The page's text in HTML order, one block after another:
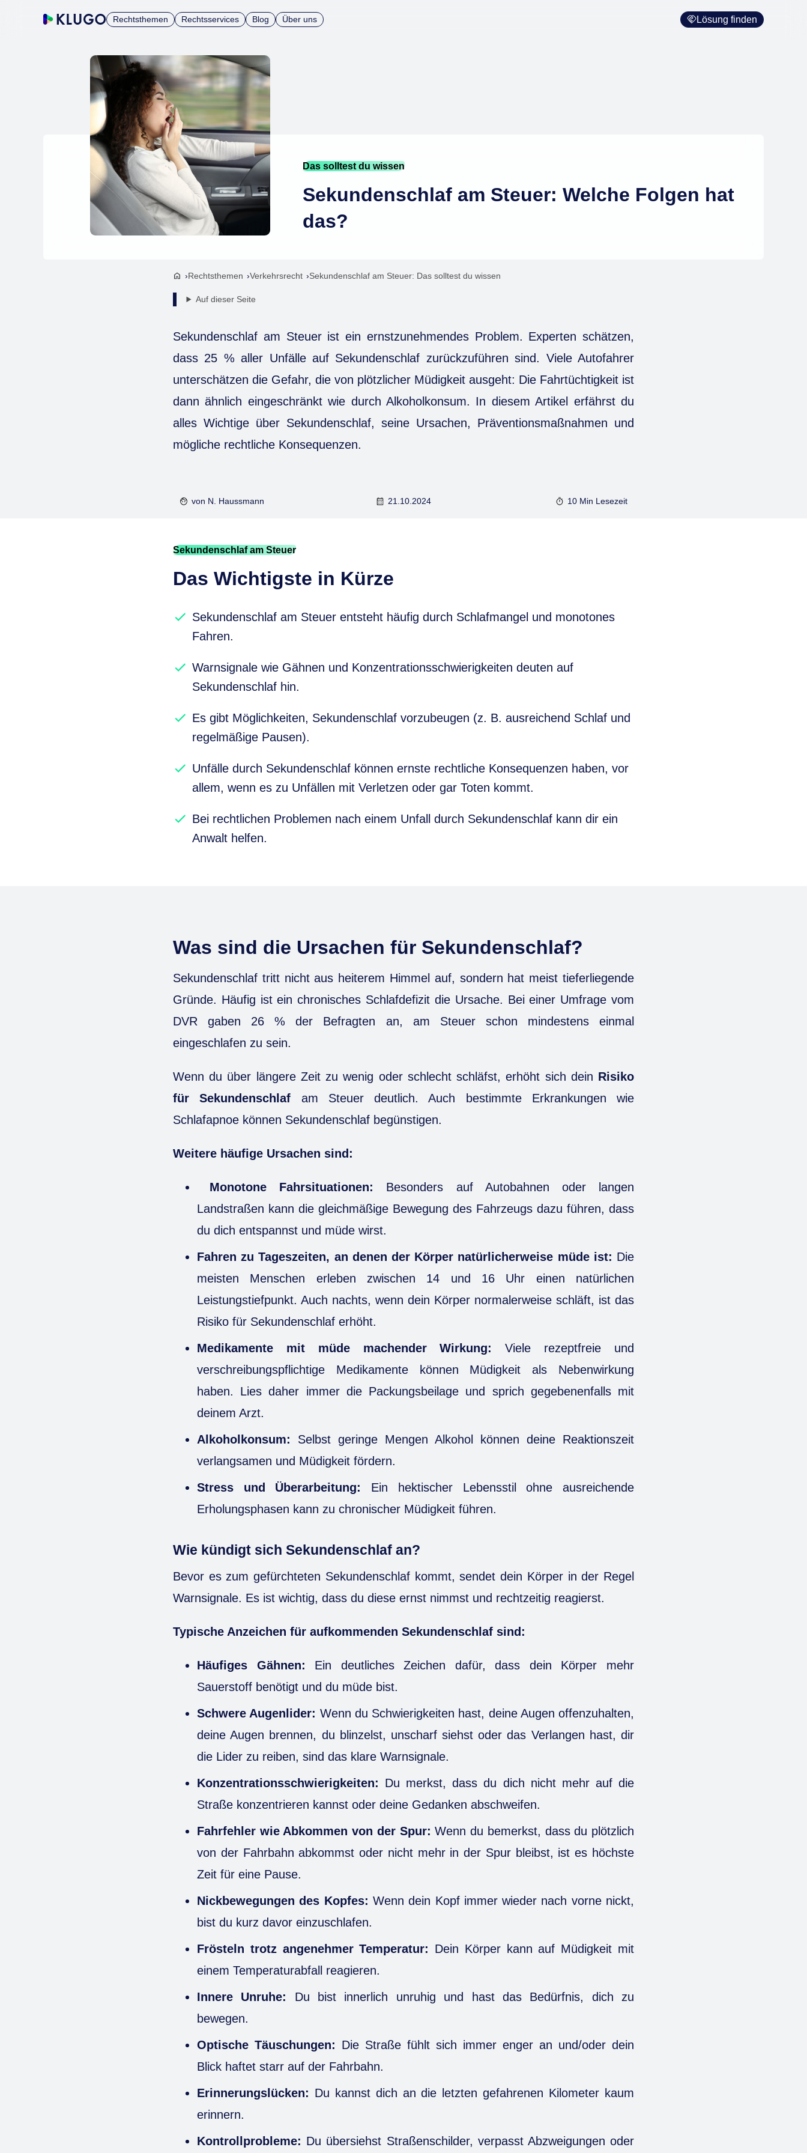
Rechtsthemen Rechtsservices Blog Über uns Lösung finden
Das solltest du wissen
Sekundenschlaf am Steuer: Welche Folgen hat
das?
Rechtsthemen Verkehrsrecht Sekundenschlaf am Steuer: Das solltest du wissen
Auf dieser Seite
Sekundenschlaf am Steuer ist ein ernstzunehmendes Problem. Experten schätzen,
dass 25 % aller Unfälle auf Sekundenschlaf zurückzuführen sind. Viele Autofahrer
unterschätzen die Gefahr, die von plötzlicher Müdigkeit ausgeht: Die Fahrtüchtigkeit ist
dann ähnlich eingeschränkt wie durch Alkoholkonsum. In diesem Artikel erfährst du
alles Wichtige über Sekundenschlaf, seine Ursachen, Präventionsmaßnahmen und
mögliche rechtliche Konsequenzen.
von N. Haussmann 21.10.2024 10 Min Lesezeit
Sekundenschlaf am Steuer
Das Wichtigste in Kürze
Sekundenschlaf am Steuer entsteht häufig durch Schlafmangel und monotones
Fahren.
Warnsignale wie Gähnen und Konzentrationsschwierigkeiten deuten auf
Sekundenschlaf hin.
Es gibt Möglichkeiten, Sekundenschlaf vorzubeugen (z. B. ausreichend Schlaf und
regelmäßige Pausen).
Unfälle durch Sekundenschlaf können ernste rechtliche Konsequenzen haben, vor
allem, wenn es zu Unfällen mit Verletzen oder gar Toten kommt.
Bei rechtlichen Problemen nach einem Unfall durch Sekundenschlaf kann dir ein
Anwalt helfen.
Was sind die Ursachen für Sekundenschlaf?
Sekundenschlaf tritt nicht aus heiterem Himmel auf, sondern hat meist tieferliegende
Gründe. Häufig ist ein chronisches Schlafdefizit die Ursache. Bei einer Umfrage vom
DVR gaben 26 % der Befragten an, am Steuer schon mindestens einmal
eingeschlafen zu sein.
Wenn du über längere Zeit zu wenig oder schlecht schläfst, erhöht sich dein Risiko
für Sekundenschlaf am Steuer deutlich. Auch bestimmte Erkrankungen wie
Schlafapnoe können Sekundenschlaf begünstigen.
Weitere häufige Ursachen sind:
Monotone Fahrsituationen:
Besonders auf Autobahnen oder langen
Landstraßen kann die gleichmäßige Bewegung des Fahrzeugs dazu führen, dass
du dich entspannst und müde wirst.
Fahren zu Tageszeiten, an denen der Körper natürlicherweise müde ist: Die
meisten Menschen erleben zwischen 14 und 16 Uhr einen natürlichen
Leistungstiefpunkt. Auch nachts, wenn dein Körper normalerweise schläft, ist das
Risiko für Sekundenschlaf erhöht.
Medikamente mit müde machender Wirkung:
Viele rezeptfreie und
verschreibungspflichtige Medikamente können Müdigkeit als Nebenwirkung
haben. Lies daher immer die Packungsbeilage und sprich gegebenenfalls mit
deinem Arzt.
Alkoholkonsum: Selbst geringe Mengen Alkohol können deine Reaktionszeit
verlangsamen und Müdigkeit fördern.
Stress und Überarbeitung:
Ein hektischer Lebensstil ohne ausreichende
Erholungsphasen kann zu chronischer Müdigkeit führen.
Wie kündigt sich Sekundenschlaf an?
Bevor es zum gefürchteten Sekundenschlaf kommt, sendet dein Körper in der Regel
Warnsignale. Es ist wichtig, dass du diese ernst nimmst und rechtzeitig reagierst.
Typische Anzeichen für aufkommenden Sekundenschlaf sind:
Häufiges Gähnen: Ein deutliches Zeichen dafür, dass dein Körper mehr
Sauerstoff benötigt und du müde bist.
Schwere Augenlider: Wenn du Schwierigkeiten hast, deine Augen offenzuhalten,
deine Augen brennen, du blinzelst, unscharf siehst oder das Verlangen hast, dir
die Lider zu reiben, sind das klare Warnsignale.
Konzentrationsschwierigkeiten: Du merkst, dass du dich nicht mehr auf die
Straße konzentrieren kannst oder deine Gedanken abschweifen.
Fahrfehler wie Abkommen von der Spur: Wenn du bemerkst, dass du plötzlich
von der Fahrbahn abkommst oder nicht mehr in der Spur bleibst, ist es höchste
Zeit für eine Pause.
Nickbewegungen des Kopfes: Wenn dein Kopf immer wieder nach vorne nickt,
bist du kurz davor einzuschlafen.
Frösteln trotz angenehmer Temperatur: Dein Körper kann auf Müdigkeit mit
einem Temperaturabfall reagieren.
Innere Unruhe:
Du bist innerlich unruhig und hast das Bedürfnis, dich zu
bewegen.
Optische Täuschungen: Die Straße fühlt sich immer enger an und/oder dein
Blick haftet starr auf der Fahrbahn.
Erinnerungslücken: Du kannst dich an die letzten gefahrenen Kilometer kaum
erinnern.
Kontrollprobleme: Du übersiehst Straßenschilder, verpasst Abzweigungen oder